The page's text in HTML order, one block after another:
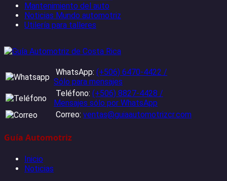
Mantenimiento del auto
Noticias Mundo automotriz
Utilería para talleres
WhatsApp: (+506) 6470-4422 /
Sólo para mensajes
Teléfono: (+506) 8827-4428 /
Mensajes sólo por WhatsApp
Correo: ventas@guiaautomotrizcr.com
Guía Automotriz
Inicio
Noticias